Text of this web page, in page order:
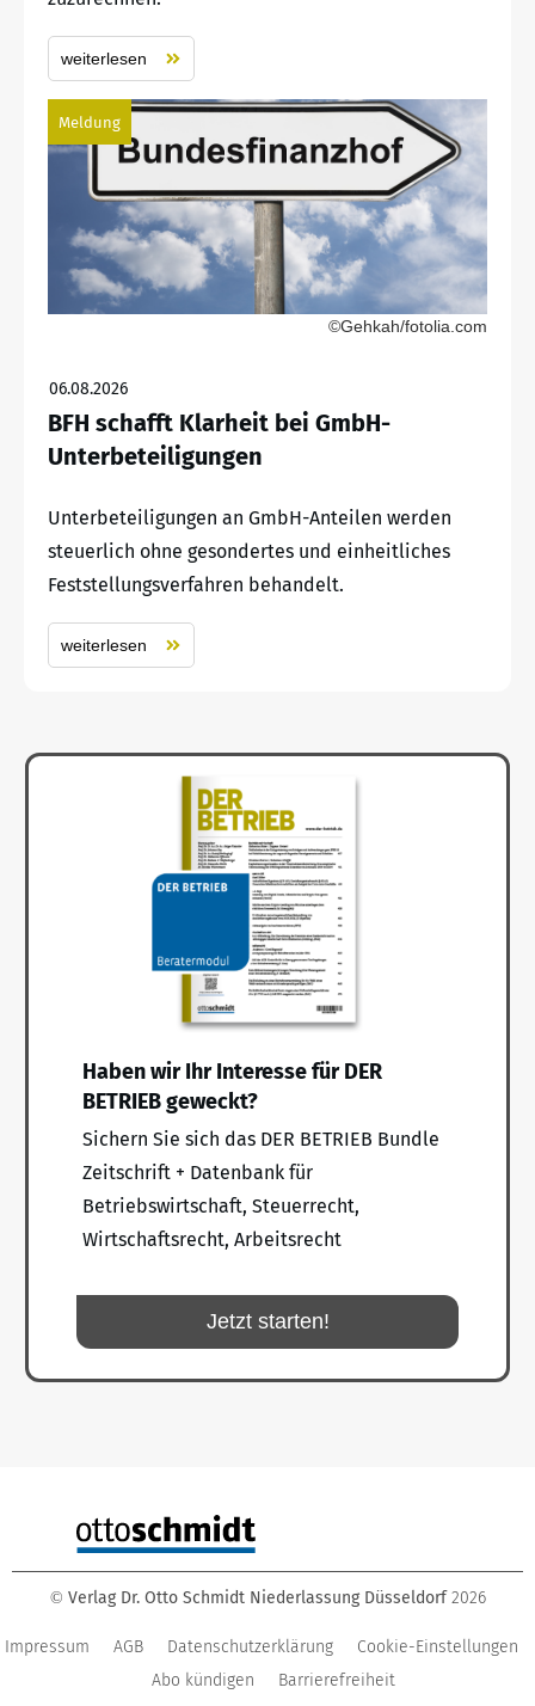
weiterlesen
Meldung
©Gehkah/fotolia.com
06.08.2026
BFH schafft Klarheit bei GmbH-
Unterbeteiligungen
Unterbeteiligungen an GmbH-Anteilen werden
steuerlich ohne gesondertes und einheitliches
Feststellungsverfahren behandelt.
weiterlesen
Haben wir Ihr Interesse für DER
BETRIEB geweckt?
Sichern Sie sich das DER BETRIEB Bundle
Zeitschrift + Datenbank für
Betriebswirtschaft, Steuerrecht,
Wirtschaftsrecht, Arbeitsrecht
Jetzt starten!
© Verlag Dr. Otto Schmidt Niederlassung Düsseldorf 2026
Impressum AGB Datenschutzerklärung
Cookie-Einstellungen
Abo kündigen
Barrierefreiheit